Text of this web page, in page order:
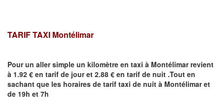
TARIF TAXI Montélimar
Pour un aller simple un kilomètre en taxi à Montélimarrevient
à 1.92 € en tarif de jour et 2.88 € en tarif de nuit .Tout en
sachant que les horaires de tarif taxi de nuit à Montélimar et
de 19h et 7h